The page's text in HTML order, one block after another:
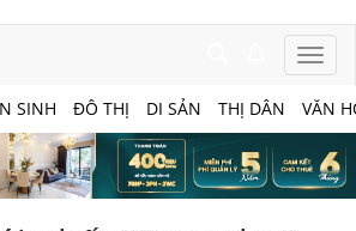
SINH ĐÔ THỊ DI SẢN THỊ DÂN VĂN